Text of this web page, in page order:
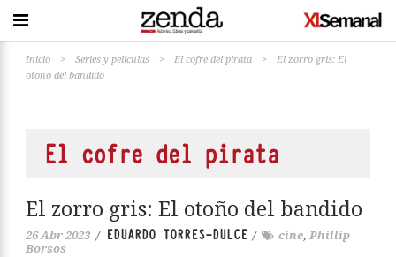
Inicio > Series y películas > El cofre del pirata >
El zorro gris: El
otoño del bandido
El cofre del pirata
El zorro gris: El otoño del bandido
26 Abr 2023 / EDUARDO TORRES-DULCE / cine, Phillip
Borsos